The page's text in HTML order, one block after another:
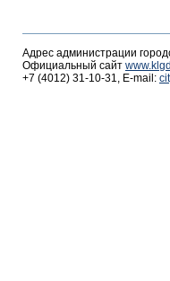
Адрес администрации
Официальный сайт
+7 (4012) 31-10-31, E-mail: